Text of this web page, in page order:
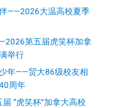
——2026大温高校夏季
第五届虎笑杯加拿
举行
年——贸大86级校友相
周年
“虎笑杯”加拿大高校